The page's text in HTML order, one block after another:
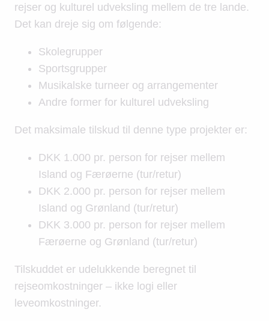
rejser og kulturel udveksling mellem de tre lande.
Det kan dreje sig om følgende:
Skolegrupper
Sportsgrupper
Musikalske turneer og arrangementer
Andre former for kulturel udveksling
Det maksimale tilskud til denne type projekter er:
DKK 1.000 pr. person for rejser mellem
Island og Færøerne (tur/retur)
DKK 2.000 pr. person for rejser mellem
Island og Grønland (tur/retur)
DKK 3.000 pr. person for rejser mellem
Færøerne og Grønland (tur/retur)
Tilskuddet er udelukkende beregnet til
rejseomkostninger – ikke logi eller
leveomkostninger.